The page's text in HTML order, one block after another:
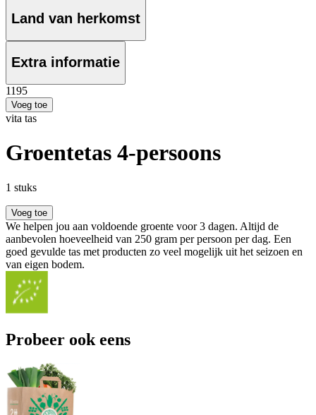
Land van herkomst
Extra informatie
1195
Voeg toe
vita tas
Groentetas 4-persoons
1 stuks
Voeg toe
We helpen jou aan voldoende groente voor 3 dagen. Altijd de
aanbevolen hoeveelheid van 250 gram per persoon per dag. Een
goed gevulde tas met producten zo veel mogelijk uit het seizoen en
van eigen bodem.
Probeer ook eens